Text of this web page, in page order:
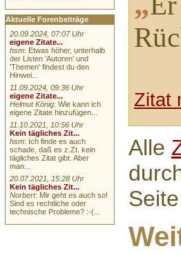
Zitat
Alle
Aktuelle Forenbeiträge
20.09.2024, 07:07 Uhr
eigene Zitate...
hsm: Etwas höher, unterhalb
der Listen 'Autoren' und
'Themen' findest du den
Hinwei...
11.09.2024, 09:36 Uhr
eigene Zitate...
Helmut König: Wie kann ich
eigene Zitate hinzufügen...
11.10.2021, 10:56 Uhr
Kein tägliches Zit...
hsm: Ich finde es auch
schade, daß es z.Zt. kein
tägliches Zitat gibt. Aber
man...
20.07.2021, 15:28 Uhr
Kein tägliches Zit...
Norbert: Mir geht es auch so!
Sind es rechtliche oder
technische Probleme? :-(...